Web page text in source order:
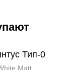
Тип-0
Matt